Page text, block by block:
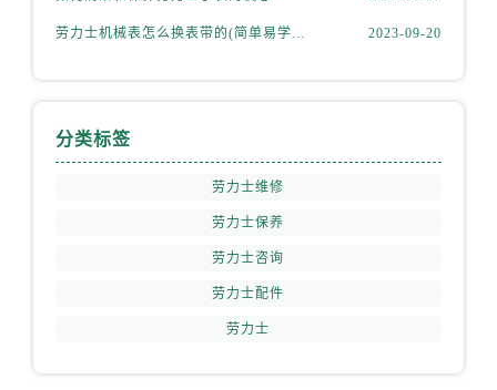
劳力士机械表怎么换表带的(简单易学的步骤) 2023-09-20
分类标签
劳力士维修
劳力士保养
劳力士咨询
劳力士配件
劳力士